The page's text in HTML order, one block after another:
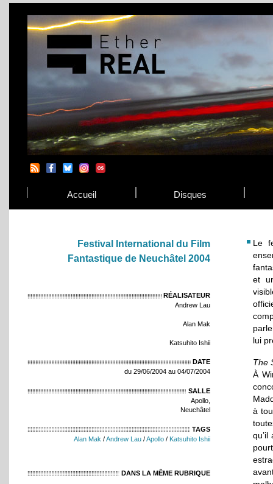
Accueil Disques
Festival International du Film
Fantastique de Neuchâtel 2004
RÉALISATEUR
Andrew Lau
Alan Mak
Katsuhito Ishii
DATE
du 29/06/2004 au 04/07/2004
SALLE
Apollo,
Neuchâtel
TAGS
Alan Mak /Andrew Lau /Apollo / Katsuhito Ishii
DANS LA MÊME RUBRIQUE
Le
et
lui
The
À
à